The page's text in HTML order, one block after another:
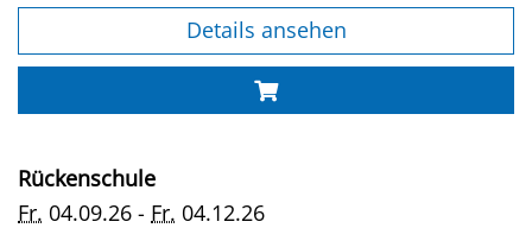
Details ansehen
Rückenschule
Fr. 04.09.26 - Fr. 04.12.26